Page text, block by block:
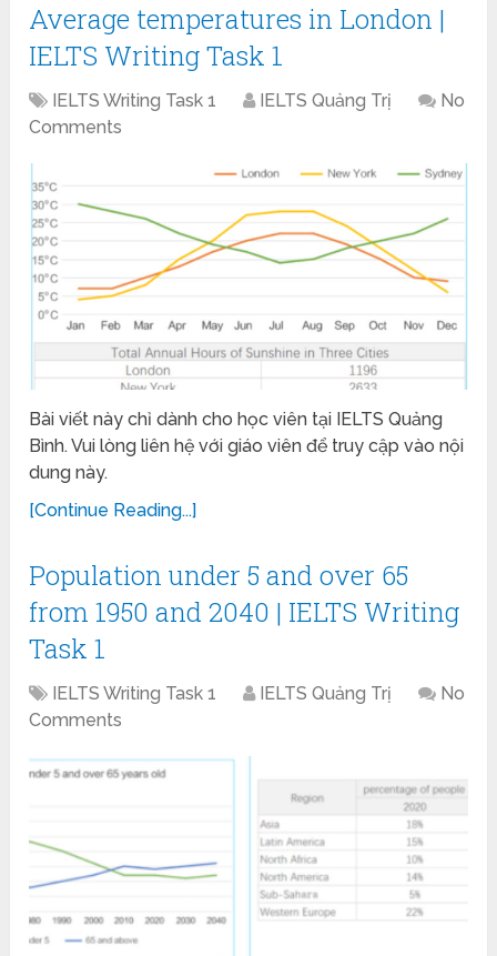
Average temperatures in London |
IELTS Writing Task 1
IELTS Writing Task 1 IELTS Quảng Trị
No
Comments
Bài viết này chỉ dành cho học viên tại IELTS Quảng
Bình. Vui lòng liên hệ với giáo viên để truy cập vào nội
dung này.
[Continue Reading...]
Population under 5 and over 65
from 1950 and 2040 | IELTS Writing
Task 1
IELTS Writing Task 1 IELTS Quảng Trị
No
Comments